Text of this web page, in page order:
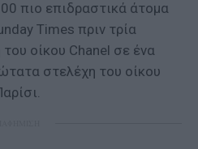
πιο επιδραστικά άτομα
Times πριν τρία
οίκου Chanel σε ένα
στελέχη του οίκου